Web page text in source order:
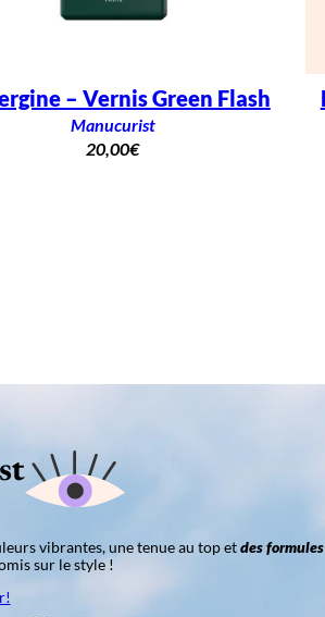
– Vernis Green Flash
Manucurist
20,00€
vibrantes, une tenue au top etdes
sur le style !